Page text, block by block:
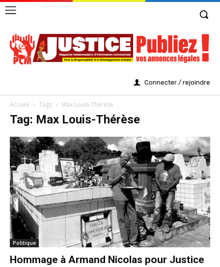
Connecter / rejoindre
Accueil Tags Max Louis-Thérèse
Tag: Max Louis-Thérèse
Politique
Hommage à Armand Nicolas pour Justice